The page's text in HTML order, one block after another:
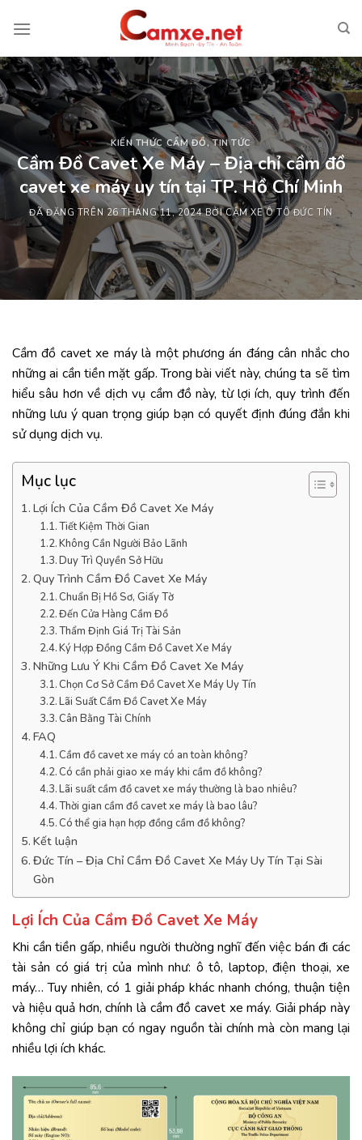
đến
dung
KIẾN THỨC CẦM ĐỒ,TIN TỨC
Cầm Đồ Cavet Xe Máy – Địa chỉ cầm đồ
cavet xe máy uy tín tại TP. Hồ Chí Minh
ĐÃ ĐĂNG TRÊN 26 THÁNG 11, 2024 BỞICẦM XE Ô TÔ ĐỨC TÍN
Cầm đồ cavet xe máy là một phương án đáng cân nhắc cho
những ai cần tiền mặt gấp. Trong bài viết này, chúng ta sẽ tìm
hiểu sâu hơn về dịch vụ cầm đồ này, từ lợi ích, quy trình đến
những lưu ý quan trọng giúp bạn có quyết định đúng đắn khi
sử dụng dịch vụ.
Mục lục
Lợi Ích Của Cầm Đồ Cavet Xe Máy
Tiết Kiệm Thời Gian
Không Cần Người Bảo Lãnh
Duy Trì Quyền Sở Hữu
Quy Trình Cầm Đồ Cavet Xe Máy
Chuẩn Bị Hồ Sơ, Giấy Tờ
Đến Cửa Hàng Cầm Đồ
Thẩm Định Giá Trị Tài Sản
Ký Hợp Đồng Cầm Đồ Cavet Xe Máy
Những Lưu Ý Khi Cầm Đồ Cavet Xe Máy
Chọn Cơ Sở Cầm Đồ Cavet Xe Máy Uy Tín
Lãi Suất Cầm Đồ Cavet Xe Máy
Cân Bằng Tài Chính
FAQ
Cầm đồ cavet xe máy có an toàn không?
Có cần phải giao xe máy khi cầm đồ không?
Lãi suất cầm đồ cavet xe máy thường là bao nhiêu?
Thời gian cầm đồ cavet xe máy là bao lâu?
Có thể gia hạn hợp đồng cầm đồ không?
Kết luận
Đức Tín – Địa Chỉ Cầm Đồ Cavet Xe Máy Uy Tín Tại Sài
Gòn
Lợi Ích Của Cầm Đồ Cavet Xe Máy
Khi cần tiền gấp, nhiều người thường nghĩ đến việc bán đi các
tài sản có giá trị của mình như: ô tô, laptop, điện thoại, xe
máy… Tuy nhiên, có 1 giải pháp khác nhanh chóng, thuận tiện
và hiệu quả hơn, chính là cầm đồ cavet xe máy. Giải pháp này
không chỉ giúp bạn có ngay nguồn tài chính mà còn mang lại
nhiều lợi ích khác.